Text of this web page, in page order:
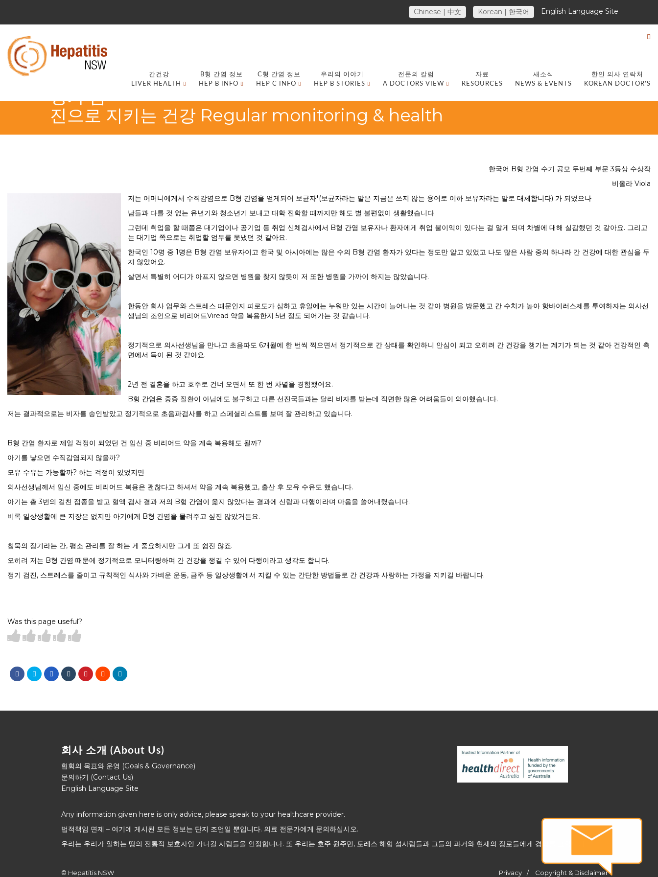
Chinese | 中文 Korean | 한국어 English Language Site
간건강
LIVER HEALTH
B형 간염 정보
HEP B INFO
C형 간염 정보
HEP C INFO
우리의 이야기
HEP B STORIES
전문의 칼럼
A DOCTORS VIEW
자료
RESOURCES
새소식
NEWS & EVENTS
한인 의사 연락처
KOREAN DOCTOR’S
정기 검
진으로 지키는 건강 Regular monitoring & health
한국어 B형 간염 수기 공모 두번째 부문 3등상 수상작
비올라 Viola
저는 어머니에게서 수직감염으로 B형 간염을 얻게되어 보균자*(보균자라는 말은 지금은 쓰지 않는 용어로 이하 보유자라는 말로 대체합니다) 가 되었으나
남들과 다를 것 없는 유년기와 청소년기 보내고 대학 진학할 때까지만 해도 별 불편없이 생활했습니다.
그런데 취업을 할 때쯤은 대기업이나 공기업 등 취업 신체검사에서 B형 간염 보유자나 환자에게 취업 불이익이 있다는 걸 알게 되며 차별에 대해 실감했던 것 같아요. 그리고
는 대기업 쪽으로는 취업할 엄두를 못냈던 것 같아요.
한국인 10명 중 1명은 B형 간염 보유자이고 한국 및 아시아에는 많은 수의 B형 간염 환자가 있다는 정도만 알고 있었고 나도 많은 사람 중의 하나라 간 건강에 대한 관심을 두
지 않았어요.
살면서 특별히 어디가 아프지 않으면 병원을 찾지 않듯이 저 또한 병원을 가까이 하지는 않았습니다.
한동안 회사 업무와 스트레스 때문인지 피로도가 심하고 휴일에는 누워만 있는 시간이 늘어나는 것 같아 병원을 방문했고 간 수치가 높아 항바이러스제를 투여하자는 의사선
생님의 조언으로 비리어드Viread 약을 복용한지 5년 정도 되어가는 것 같습니다.
정기적으로 의사선생님을 만나고 초음파도 6개월에 한 번씩 찍으면서 정기적으로 간 상태를 확인하니 안심이 되고 오히려 간 건강을 챙기는 계기가 되는 것 같아 건강적인 측
면에서 득이 된 것 같아요.
2년 전 결혼을 하고 호주로 건너 오면서 또 한 번 차별을 경험했어요.
B형 간염은 중증 질환이 아님에도 불구하고 다른 선진국들과는 달리 비자를 받는데 직면한 많은 어려움들이 의아했습니다.
저는 결과적으로는 비자를 승인받았고 정기적으로 초음파검사를 하고 스페셜리스트를 보며 잘 관리하고 있습니다.
B형 간염 환자로 제일 걱정이 되었던 건 임신 중 비리어드 약을 계속 복용해도 될까?
아기를 낳으면 수직감염되지 않을까?
모유 수유는 가능할까? 하는 걱정이 있었지만
의사선생님께서 임신 중에도 비리어드 복용은 괜찮다고 하셔서 약을 계속 복용했고, 출산 후 모유 수유도 했습니다.
아기는 총 3번의 걸친 접종을 받고 혈액 검사 결과 저의 B형 간염이 옮지 않았다는 결과에 신랑과 다행이라며 마음을 쓸어내렸습니다.
비록 일상생활에 큰 지장은 없지만 아기에게 B형 간염을 물려주고 싶진 않았거든요.
침묵의 장기라는 간, 평소 관리를 잘 하는 게 중요하지만 그게 또 쉽진 않죠.
오히려 저는 B형 간염 때문에 정기적으로 모니터링하며 간 건강을 챙길 수 있어 다행이라고 생각도 합니다.
정기 검진, 스트레스를 줄이고 규칙적인 식사와 가벼운 운동, 금주 등 일상생활에서 지킬 수 있는 간단한 방법들로 간 건강과 사랑하는 가정을 지키길 바랍니다.
Was this page useful?
회사 소개 (About Us)
협회의 목표와 운영 (Goals & Governance)
문의하기 (Contact Us)
English Language Site
Any information given here is only advice, please speak to your healthcare provider.
법적책임 면제 – 여기에 게시된 모든 정보는 단지 조언일 뿐입니다. 의료 전문가에게 문의하십시오.
우리는 우리가 일하는 땅의 전통적 보호자인 가디걸 사람들을 인정합니다. 또 우리는 호주 원주민, 토레스 해협 섬사람들과 그들의 과거와 현재의 장로들에게 경의를 표합니다.
© Hepatitis NSW Privacy Copyright & Disclaimer